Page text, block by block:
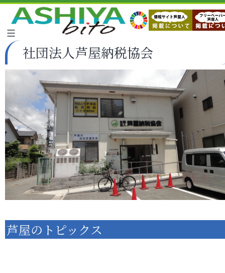
社団法人芦屋納税協会
芦屋のトピックス